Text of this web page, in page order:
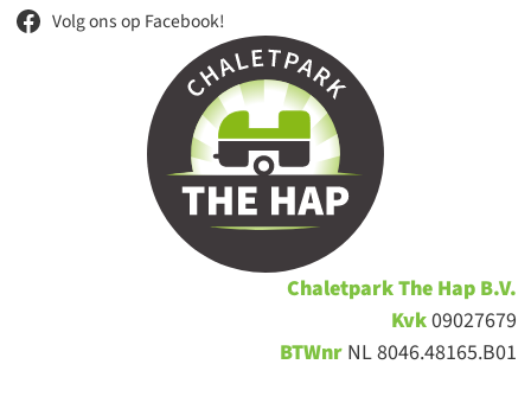
Volg ons op Facebook!
ChaletparkThe Hap B.V.
Kvk09027679
BTWnr NL 8046.48165.B01